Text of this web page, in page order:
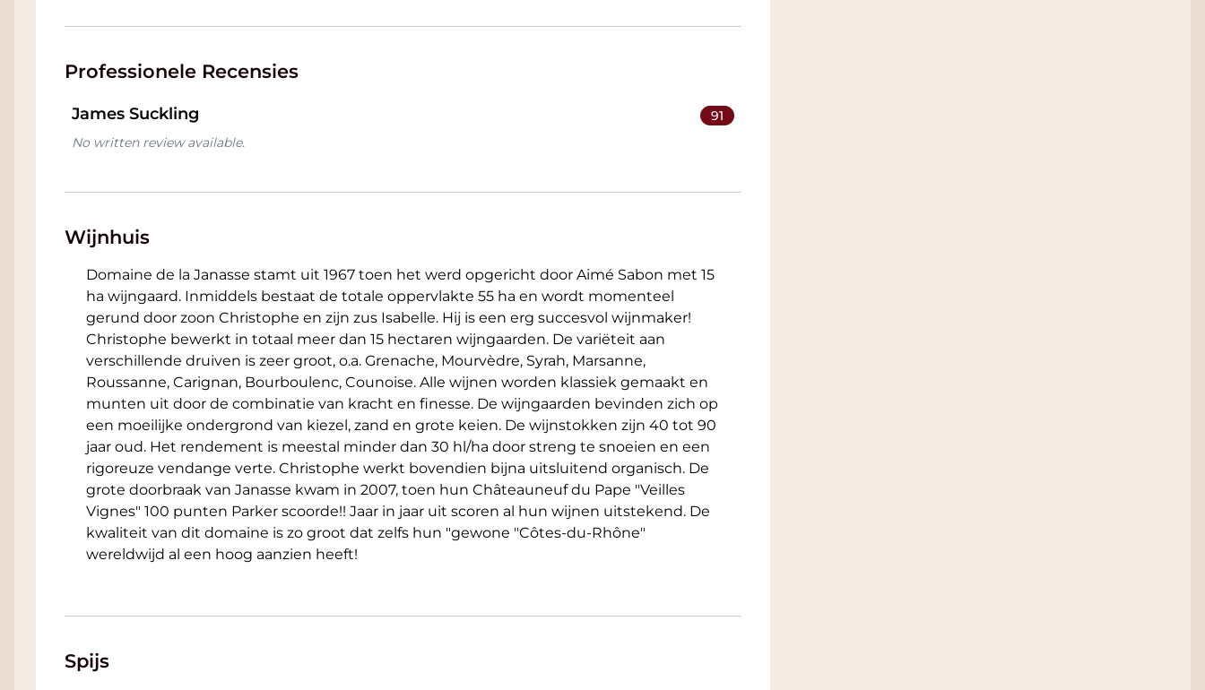
Professionele Recensies
James Suckling
91
No written review available.
Wijnhuis
Domaine de la Janasse stamt uit 1967 toen het werd opgericht door Aimé Sabon met 15
ha wijngaard. Inmiddels bestaat de totale oppervlakte 55 ha en wordt momenteel
gerund door zoon Christophe en zijn zus Isabelle. Hij is een erg succesvol wijnmaker!
Christophe bewerkt in totaal meer dan 15 hectaren wijngaarden. De variëteit aan
verschillende druiven is zeer groot, o.a. Grenache, Mourvèdre, Syrah, Marsanne,
Roussanne, Carignan, Bourboulenc, Counoise. Alle wijnen worden klassiek gemaakt en
munten uit door de combinatie van kracht en finesse. De wijngaarden bevinden zich op
een moeilijke ondergrond van kiezel, zand en grote keien. De wijnstokken zijn 40 tot 90
jaar oud. Het rendement is meestal minder dan 30 hl/ha door streng te snoeien en een
rigoreuze vendange verte. Christophe werkt bovendien bijna uitsluitend organisch. De
grote doorbraak van Janasse kwam in 2007, toen hun Châteauneuf du Pape "Veilles
Vignes" 100 punten Parker scoorde!! Jaar in jaar uit scoren al hun wijnen uitstekend. De
kwaliteit van dit domaine is zo groot dat zelfs hun "gewone "Côtes-du-Rhône"
wereldwijd al een hoog aanzien heeft!
Spijs